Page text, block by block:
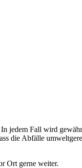
Fall wird
die Abfälle
Ort gerne weiter.